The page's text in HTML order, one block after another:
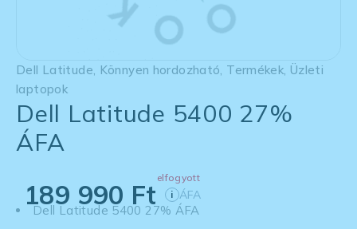
Dell Latitude Könnyen hordozható Termékek Üzleti
laptopok
Dell Latitude 5400 27%
ÁFA
elfogyott
189 990 Ft i ÁFA
Dell Latitude 5400 27% ÁFA